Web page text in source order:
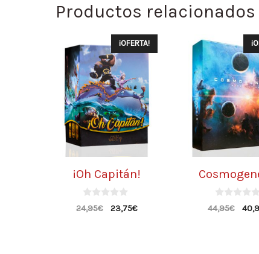
Productos relacionados
¡OFERTA!
¡Oh Capitán!
0
d
24,95€ 23,75€
0
d
44,95€